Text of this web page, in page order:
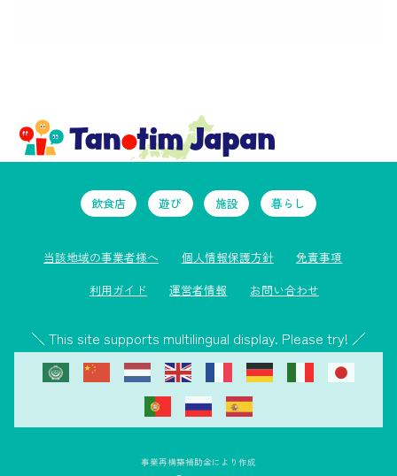
飲食店 遊び 施設 暮らし
当該地域の事業者様へ 個人情報保護方針
免責事項
利用ガイド
運営者情報 お問い合わせ
＼ This site supports multilingual display. Please try! ／
事業再構築補助金により作成